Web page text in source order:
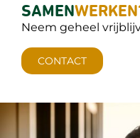
SAMEN
Neem geheel
CONTACT